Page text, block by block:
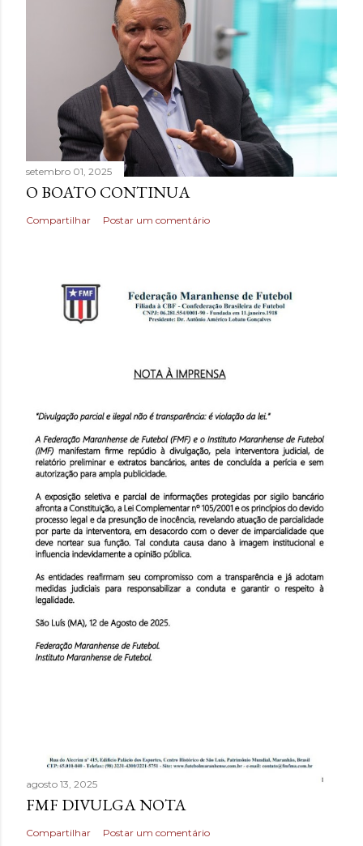
setembro 01, 2025
O BOATO CONTINUA
Compartilhar Postar um comentário
agosto 13, 2025
FMF DIVULGA NOTA
Compartilhar Postar um comentário